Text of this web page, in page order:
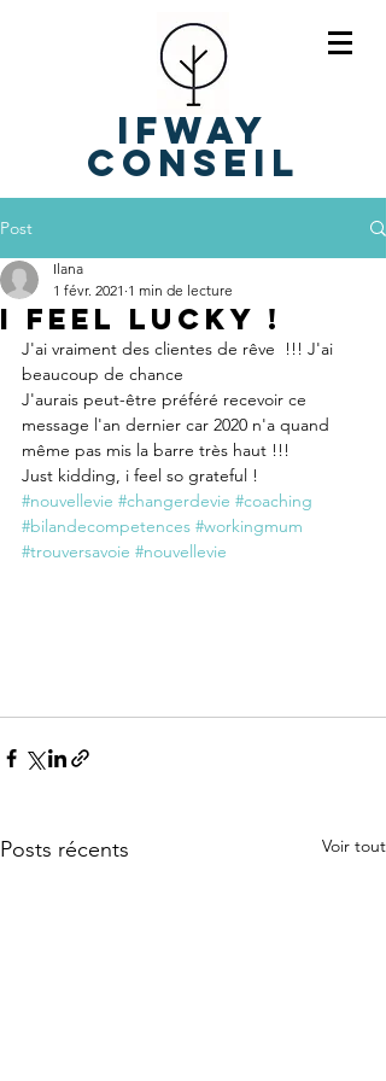
IFWAY
Conseil
Post
I feel lucky !
Ilana
1 févr. 2021 1 min de lecture
J'ai vraiment des clientes de rêve  !!! J'ai
beaucoup de chance
J'aurais peut-être préféré recevoir ce
message l'an dernier car 2020 n'a quand
même pas mis la barre très haut !!!
Just kidding, i feel so grateful !
#nouvellevie #changerdevie #coaching
#bilandecompetences #workingmum
#trouversavoie #nouvellevie
Posts récents Voir tout